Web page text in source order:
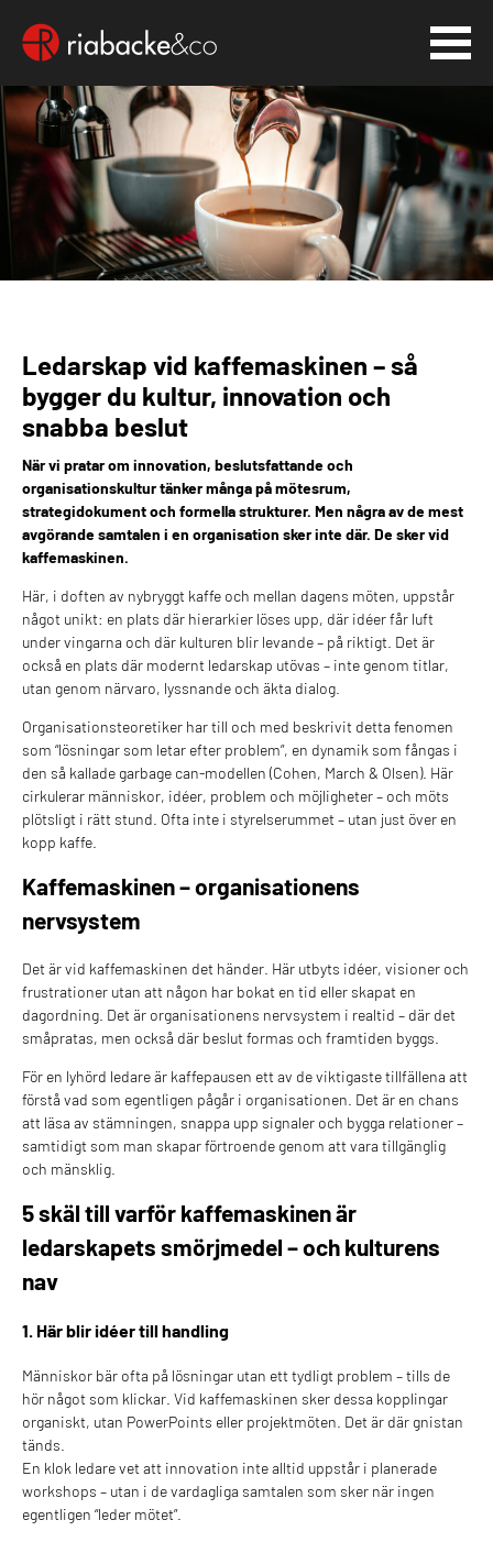
Ledarskap vid kaffemaskinen – så
bygger du kultur, innovation och
snabba beslut
När vi pratar om innovation, beslutsfattande och
organisationskultur tänker många på mötesrum,
strategidokument och formella strukturer. Men några av de mest
avgörande samtalen i en organisation sker inte där. De sker vid
kaffemaskinen.
Här, i doften av nybryggt kaffe och mellan dagens möten, uppstår
något unikt: en plats där hierarkier löses upp, där idéer får luft
under vingarna och där kulturen blir levande – på riktigt. Det är
också en plats där modernt ledarskap utövas – inte genom titlar,
utan genom närvaro, lyssnande och äkta dialog.
Organisationsteoretiker har till och med beskrivit detta fenomen
som “lösningar som letar efter problem”, en dynamik som fångas i
den så kallade garbage can-modellen (Cohen, March & Olsen). Här
cirkulerar människor, idéer, problem och möjligheter – och möts
plötsligt i rätt stund. Ofta inte i styrelserummet – utan just över en
kopp kaffe.
Kaffemaskinen – organisationens
nervsystem
Det är vid kaffemaskinen det händer. Här utbyts idéer, visioner och
frustrationer utan att någon har bokat en tid eller skapat en
dagordning. Det är organisationens nervsystem i realtid – där det
småpratas, men också där beslut formas och framtiden byggs.
För en lyhörd ledare är kaffepausen ett av de viktigaste tillfällena att
förstå vad som egentligen pågår i organisationen. Det är en chans
att läsa av stämningen, snappa upp signaler och bygga relationer –
samtidigt som man skapar förtroende genom att vara tillgänglig
och mänsklig.
5 skäl till varför kaffemaskinen är
ledarskapets smörjmedel – och kulturens
nav
1. Här blir idéer till handling
Människor bär ofta på lösningar utan ett tydligt problem – tills de
hör något som klickar. Vid kaffemaskinen sker dessa kopplingar
organiskt, utan PowerPoints eller projektmöten. Det är där gnistan
tänds.
En klok ledare vet att innovation inte alltid uppstår i planerade
workshops – utan i de vardagliga samtalen som sker när ingen
egentligen “leder mötet”.